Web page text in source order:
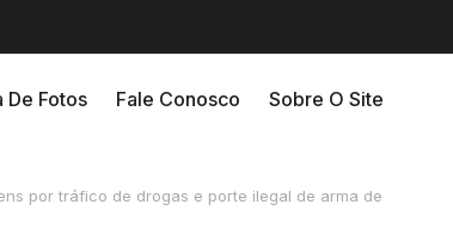
De Fotos Fale Conosco Sobre O Site
por tráfico de drogas e porte ilegal de arma de